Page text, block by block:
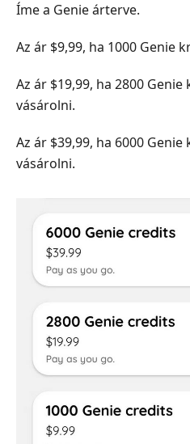
Íme a Genie árterve.
Az ár $9,99, ha 1000 Genie
Az ár $19,99, ha 2800
vásárolni.
Az ár $39,99, ha 6000
vásárolni.